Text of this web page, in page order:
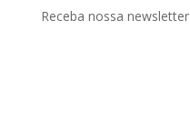
Receba nossa newsletter